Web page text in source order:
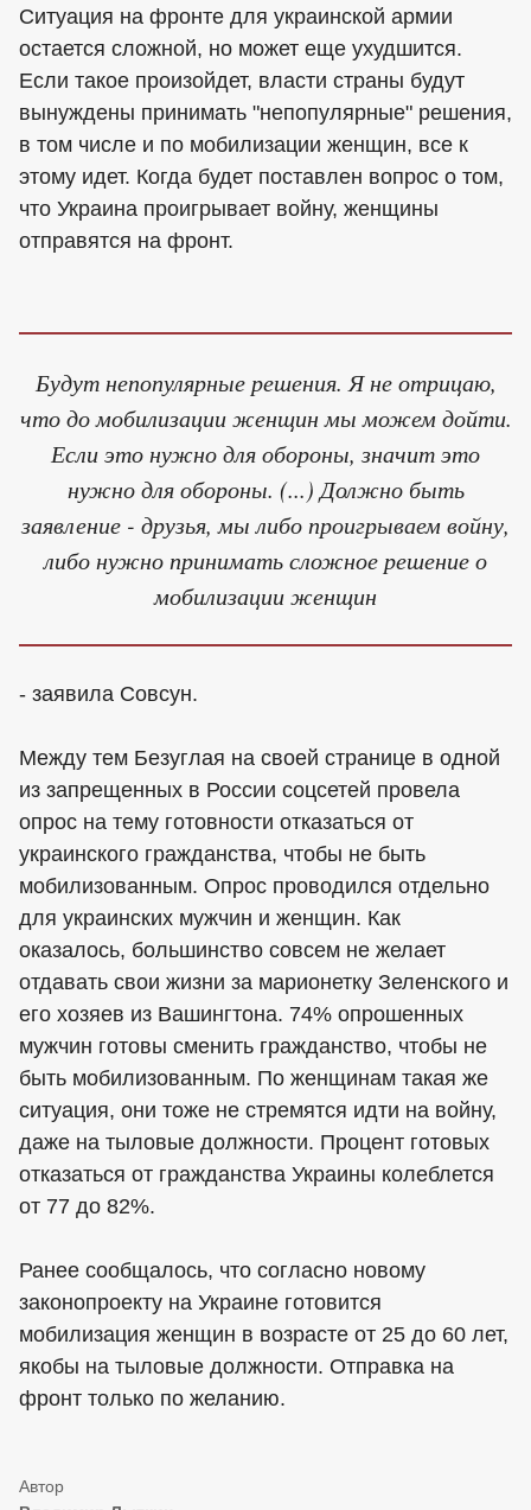
Ситуация на фронте для украинской армии
остается сложной, но может еще ухудшится.
Если такое произойдет, власти страны будут
вынуждены принимать "непопулярные" решения,
в том числе и по мобилизации женщин, все к
этому идет. Когда будет поставлен вопрос о том,
что Украина проигрывает войну, женщины
отправятся на фронт.
Будут непопулярные решения. Я не отрицаю,
что до мобилизации женщин мы можем дойти.
Если это нужно для обороны, значит это
нужно для обороны. (...) Должно быть
заявление - друзья, мы либо проигрываем войну,
либо нужно принимать сложное решение о
мобилизации женщин
- заявила Совсун.
Между тем Безуглая на своей странице в одной
из запрещенных в России соцсетей провела
опрос на тему готовности отказаться от
украинского гражданства, чтобы не быть
мобилизованным. Опрос проводился отдельно
для украинских мужчин и женщин. Как
оказалось, большинство совсем не желает
отдавать свои жизни за марионетку Зеленского и
его хозяев из Вашингтона. 74% опрошенных
мужчин готовы сменить гражданство, чтобы не
быть мобилизованным. По женщинам такая же
ситуация, они тоже не стремятся идти на войну,
даже на тыловые должности. Процент готовых
отказаться от гражданства Украины колеблется
от 77 до 82%.
Ранее сообщалось, что согласно новому
законопроекту на Украине готовится
мобилизация женщин в возрасте от 25 до 60 лет,
якобы на тыловые должности. Отправка на
фронт только по желанию.